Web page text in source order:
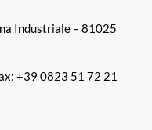
Industriale – 81025
+39 0823 51 72 21